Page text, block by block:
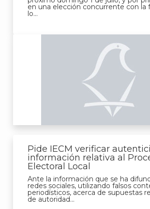
en una elección concurrente con la
lo...
Pide IECM verificar
información relativa al
Electoral Local
Ante la información que se ha
redes sociales, utilizando falsos
periodísticos, acerca de supuestas
de autoridad...